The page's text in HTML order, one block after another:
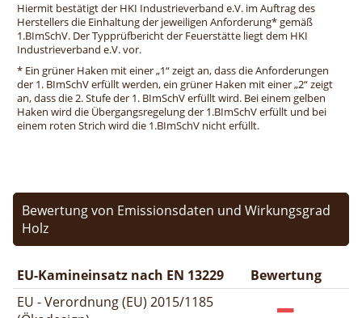
Hiermit bestätigt der HKI Industrieverband e.V. im Auftrag des
Herstellers die Einhaltung der jeweiligen Anforderung* gemäß
1.BImSchV. Der Typprüfbericht der Feuerstätte liegt dem HKI
Industrieverband e.V. vor.
* Ein grüner Haken mit einer „1“ zeigt an, dass die Anforderungen
der 1. BImSchV erfüllt werden, ein grüner Haken mit einer „2“ zeigt
an, dass die 2. Stufe der 1. BImSchV erfüllt wird. Bei einem gelben
Haken wird die Übergangsregelung der 1.BImSchV erfüllt und bei
einem roten Strich wird die 1.BImSchV nicht erfüllt.
Bewertung von Emissionsdaten und Wirkungsgrad
Holz
EU-Kamineinsatz nach EN 13229
Bewertung
EU - Verordnung (EU) 2015/1185